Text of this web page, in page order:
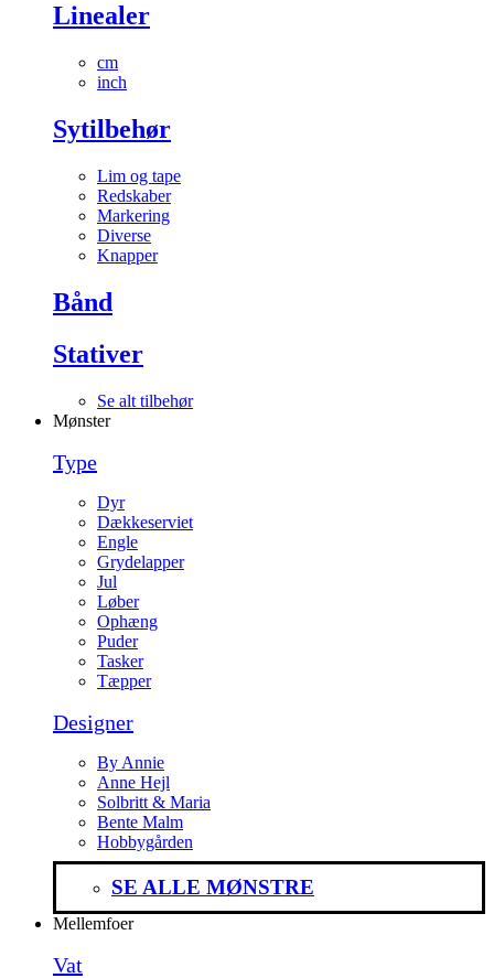
Linealer
cm
inch
Sytilbehør
Lim og tape
Redskaber
Markering
Diverse
Knapper
Bånd
Stativer
Se alt tilbehør
Mønster
Type
Dyr
Dækkeserviet
Engle
Grydelapper
Jul
Løber
Ophæng
Puder
Tasker
Tæpper
Designer
By Annie
Anne Hejl
Solbritt & Maria
Bente Malm
Hobbygården
SE ALLE MØNSTRE
Mellemfoer
Vat